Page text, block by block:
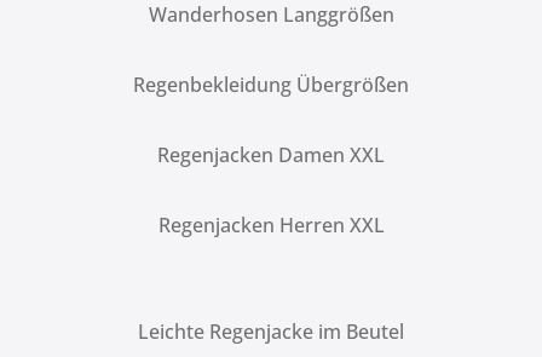
Wanderhosen Langgrößen
Regenbekleidung Übergrößen
Regenjacken Damen XXL
Regenjacken Herren XXL
Leichte Regenjacke im Beutel